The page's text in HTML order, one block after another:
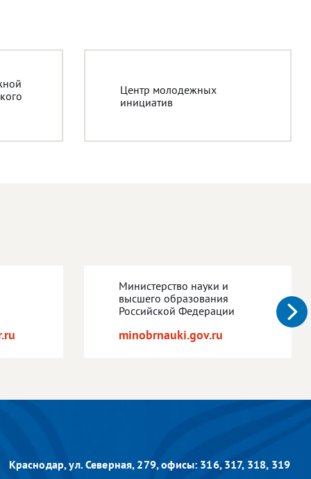
Центр молодежных
инициатив
Министерство науки и
высшего образования
Российской Федерации
minobrnauki.gov.ru
Краснодар, ул. Северная, 279,офисы: 316, 317, 318, 319